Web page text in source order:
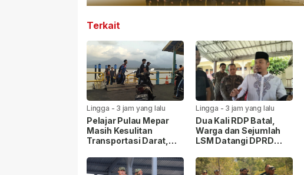
Terkait
Lingga - 3 jam yang lalu
Pelajar Pulau Mepar
Masih Kesulitan
Transportasi Darat,
Turun Tangan
Lingga - 3 jam yang lalu
Dua Kali RDP Batal,
Warga dan Sejumlah
LSM Datangi DPRD
Persoalan PT CSA